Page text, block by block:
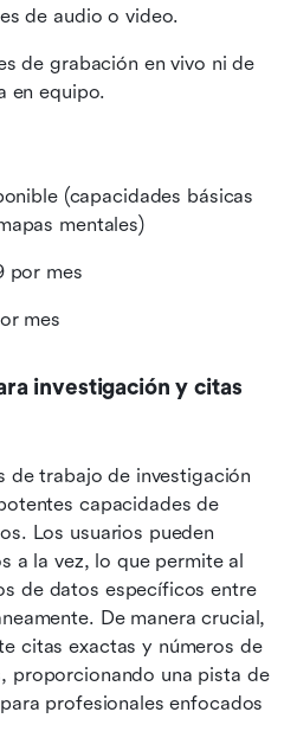
de audio o video.
de grabación en vivo ni de
en equipo.
(capacidades básicas
mentales)
por mes
mes
investigación y citas
de trabajo de investigación
capacidades de
Los usuarios pueden
a la vez, lo que permite al
de datos específicos entre
De manera crucial,
citas exactas y números de
proporcionando una pista de
profesionales enfocados